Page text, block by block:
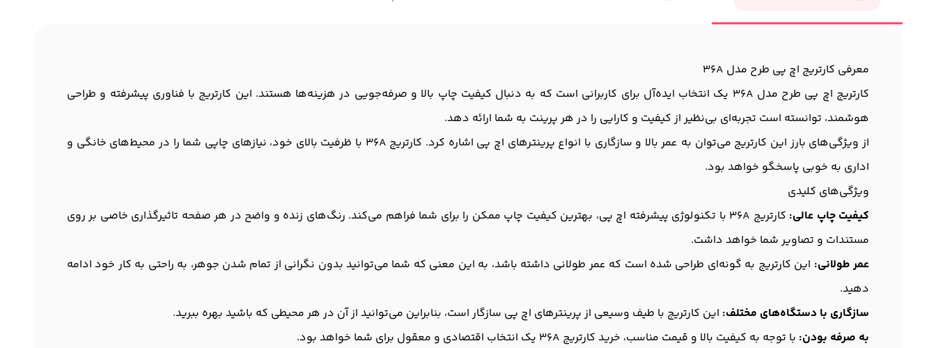
معرفی کارتریج اچ پی طرح مدل 36A
کارتریج اچ پی طرح مدل 36A یک انتخاب ایده‌آل برای کاربرانی است که به دنبال کیفیت چاپ بالا و صرفه‌جویی در هزینه‌ها هستند. این کارتریج با فناوری پیشرفته و طراحی
هوشمند، توانسته است تجربه‌ای بی‌نظیر از کیفیت و کارایی را در هر پرینت به شما ارائه دهد.
از ویژگی‌های بارز این کارتریج می‌توان به عمر بالا و سازگاری با انواع پرینترهای اچ پی اشاره کرد. کارتریج 36A با ظرفیت بالای خود، نیازهای چاپی شما را در محیط‌های خانگی و
اداری به خوبی پاسخگو خواهد بود.
ویژگی‌های کلیدی
کیفیت چاپ عالی:
کارتریج 36A با تکنولوژی پیشرفته اچ پی، بهترین کیفیت چاپ ممکن را برای شما فراهم می‌کند. رنگ‌های زنده و واضح در هر صفحه تاثیرگذاری خاصی بر روی
مستندات و تصاویر شما خواهد داشت.
عمر طولانی: این کارتریج به گونه‌ای طراحی شده است که عمر طولانی داشته باشد، به این معنی که شما می‌توانید بدون نگرانی از تمام شدن جوهر، به راحتی به کار خود ادامه
دهید.
سازگاری با دستگاه‌های مختلف: این کارتریج با طیف وسیعی از پرینترهای اچ پی سازگار است، بنابراین می‌توانید از آن در هر محیطی که باشید بهره ببرید.
به صرفه بودن: با توجه به کیفیت بالا و قیمت مناسب، خرید کارتریج 36A یک انتخاب اقتصادی و معقول برای شما خواهد بود.